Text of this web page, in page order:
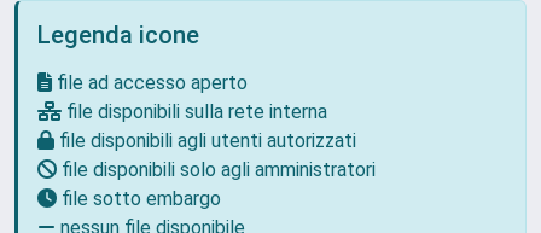
Legenda icone
file ad accesso aperto
file disponibili sulla rete interna
file disponibili agli utenti autorizzati
file disponibili solo agli amministratori
file sotto embargo
nessun file disponibile